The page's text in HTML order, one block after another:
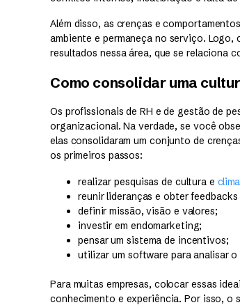
Além disso, as crenças e
ambiente e permaneça no serviço.
resultados nessa área, que se relaciona
Como consolidar uma
Os profissionais de RH e de gestão de
organizacional. Na verdade, se você
elas consolidaram um conjunto de
os primeiros passos:
realizar pesquisas de cultura e
reunir lideranças e obter
definir missão, visão e valores;
investir em endomarketing;
pensar um sistema de incentivos;
utilizar um software para analisar
Para muitas empresas, colocar essas
conhecimento e experiência. Por isso, o